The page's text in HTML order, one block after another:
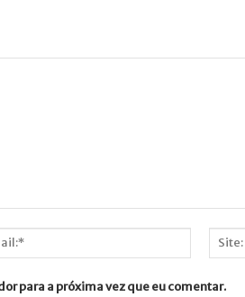
para a próxima vez que eu comentar.